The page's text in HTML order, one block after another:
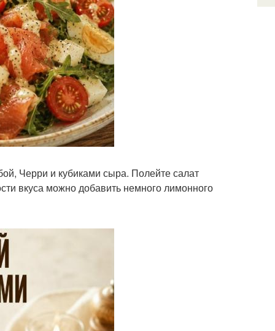
Черри и кубиками сыра. Полейте салат
вкуса можно добавить немного лимонного